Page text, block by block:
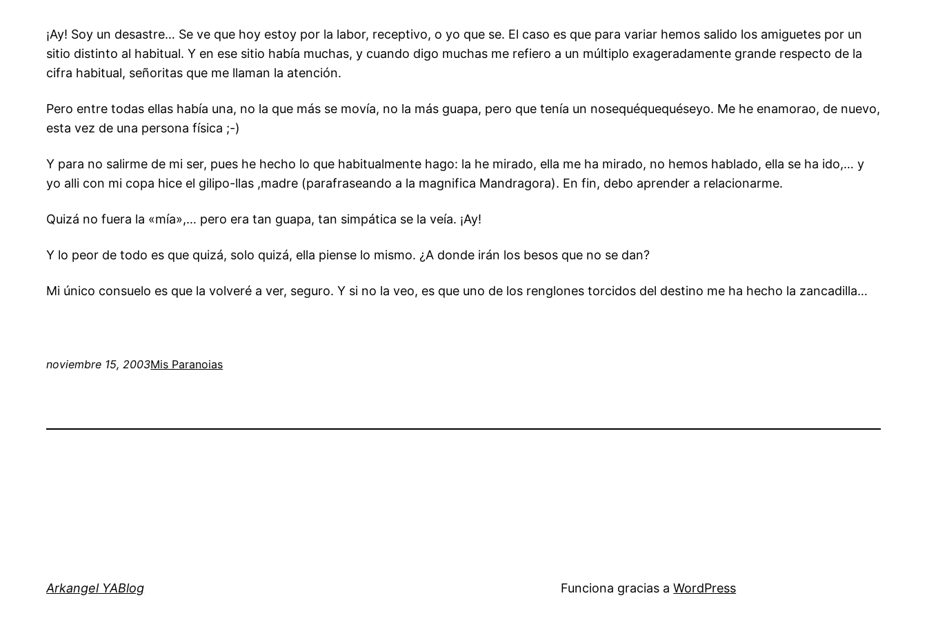
¡Ay! Soy un desastre… Se ve que hoy estoy por la labor, receptivo, o yo que se. El caso es que para variar hemos salido los amiguetes por un
sitio distinto al habitual. Y en ese sitio había muchas, y cuando digo muchas me refiero a un múltiplo exageradamente grande respecto de la
cifra habitual, señoritas que me llaman la atención.
Pero entre todas ellas había una, no la que más se movía, no la más guapa, pero que tenía un nosequéquequéseyo. Me he enamorao, de nuevo,
esta vez de una persona física ;-)
Y para no salirme de mi ser, pues he hecho lo que habitualmente hago: la he mirado, ella me ha mirado, no hemos hablado, ella se ha ido,… y
yo alli con mi copa hice el gilipo-llas ,madre (parafraseando a la magnifica Mandragora). En fin, debo aprender a relacionarme.
Quizá no fuera la «mía»,… pero era tan guapa, tan simpática se la veía. ¡Ay!
Y lo peor de todo es que quizá, solo quizá, ella piense lo mismo. ¿A donde irán los besos que no se dan?
Mi único consuelo es que la volveré a ver, seguro. Y si no la veo, es que uno de los renglones torcidos del destino me ha hecho la zancadilla…
noviembre 15, 2003Mis Paranoias
Arkangel YABlog Funciona gracias aWordPress